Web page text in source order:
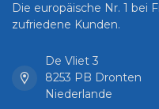
Die europäische Nr. 1 bei
zufriedene Kunden.
De Vliet 3
8253 PB Dronten
Niederlande